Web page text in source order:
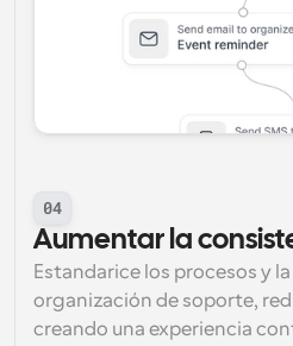
04
Aumentar la
Estandarice los procesos y
organización de soporte,
creando una experiencia